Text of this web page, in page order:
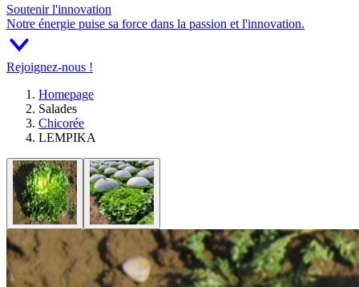
Soutenir l'innovation
Notre énergie puise sa force dans la passion et l'innovation.
Rejoignez-nous !
Homepage
Salades
Chicorée
LEMPIKA